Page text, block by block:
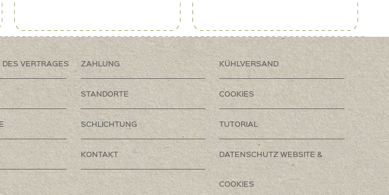
VERTRAGES ZAHLUNG KÜHLVERSAND
STANDORTE COOKIES
SCHLICHTUNG TUTORIAL
KONTAKT DATENSCHUTZ WEBSITE &
COOKIES